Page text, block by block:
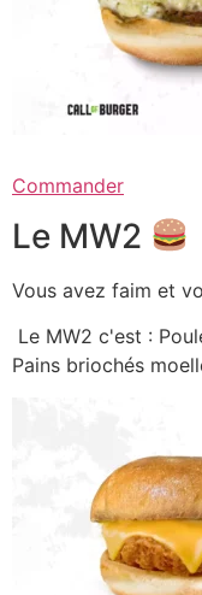
Commander
Le MW2
Vous avez faim et
Le MW2 c'est :
Pains briochés